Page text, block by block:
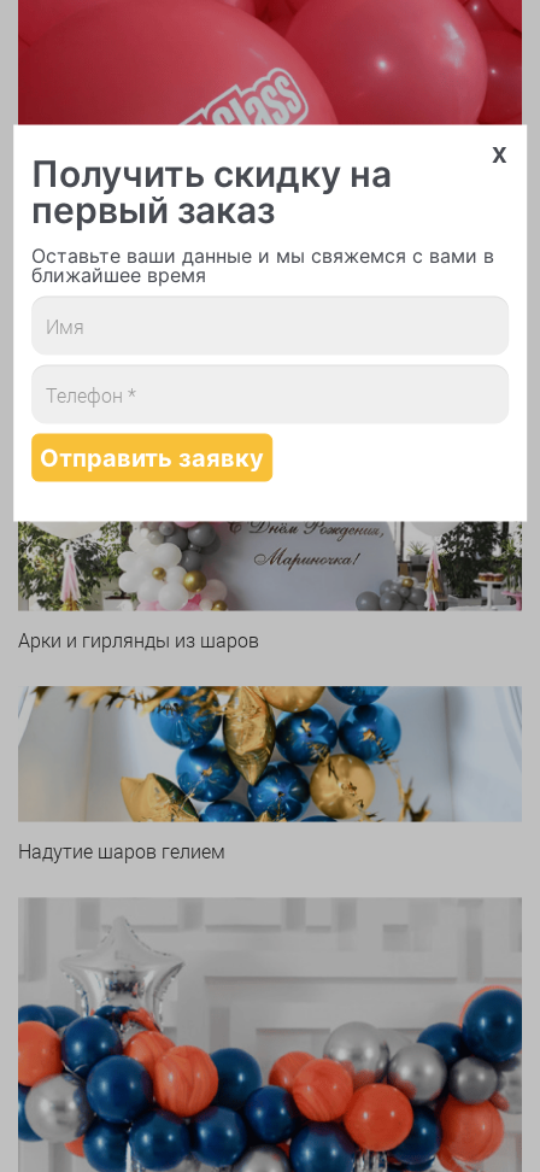
Печать логотипа
Арки и гирлянды из шаров
Надутие шаров гелием
x
Получить скидку на
первый заказ
Оставьте ваши данные и мы свяжемся с вами в
ближайшее время